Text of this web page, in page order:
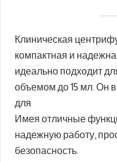
Клиническая
компактная и
идеально подходит
объемом до 15 мл. Он
для
Имея отличные
надежную работу,
безопасность.